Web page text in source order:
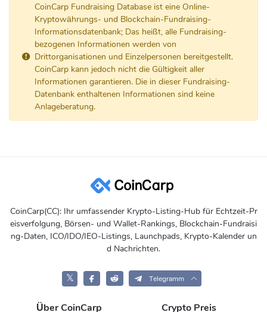
CoinCarp Fundraising Database ist eine Online-
Kryptowährungs- und Blockchain-Fundraising-
Informationsdatenbank; Das heißt, alle Fundraising-
bezogenen Informationen werden von
Drittorganisationen und Einzelpersonen bereitgestellt.
CoinCarp kann jedoch nicht die Gültigkeit aller
Informationen garantieren. Die in dieser Fundraising-
Datenbank enthaltenen Informationen sind keine
Anlageberatung.
CoinCarp(CC): Ihr umfassender Krypto-Listing-Hub für Echtzeit-Pr
eisverfolgung, Börsen- und Wallet-Rankings, Blockchain-Fundraisi
ng-Daten, ICO/IDO/IEO-Listings, Launchpads, Krypto-Kalender un
d Nachrichten.
𝕏 Telegramm
Über CoinCarp Crypto Preis